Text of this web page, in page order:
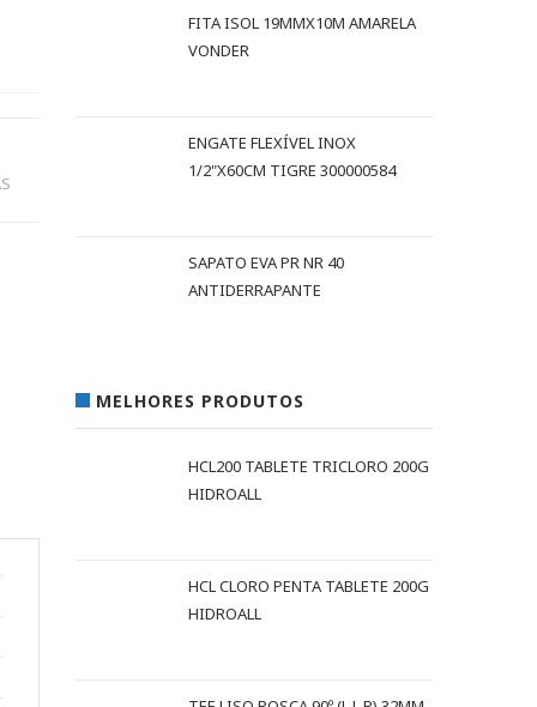
FITA ISOL 19MMX10M AMARELA
VONDER
ENGATE FLEXÍVEL INOX
1/2"X60CM TIGRE 300000584
SAPATO EVA PR NR 40
ANTIDERRAPANTE
MELHORES PRODUTOS
HCL200 TABLETE TRICLORO 200G
HIDROALL
HCL CLORO PENTA TABLETE 200G
HIDROALL